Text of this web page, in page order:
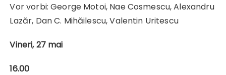
Vor vorbi: George Motoi, Nae Cosmescu, Alexandru
Lazăr, Dan C. Mihăilescu, Valentin Uritescu
Vineri, 27 mai
16.00